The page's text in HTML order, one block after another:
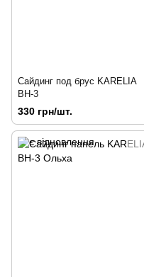
Сайдинг под брус KARELIA
ВН-3
330 грн/шт.